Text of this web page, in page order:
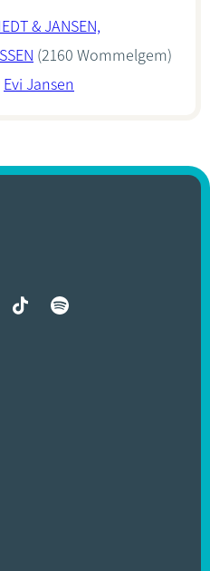
& JANSEN,
(2160 Wommelgem)
Evi Jansen
réseaux